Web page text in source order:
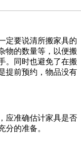
定要说清所搬家具的
物的数量等，以便搬
。同时也避免了在搬
提前预约，物品没有
应准确估计家具是否
分的准备。